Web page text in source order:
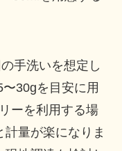
手洗いを想定し
30gを目安に用
ーを利用する場
量が楽になりま